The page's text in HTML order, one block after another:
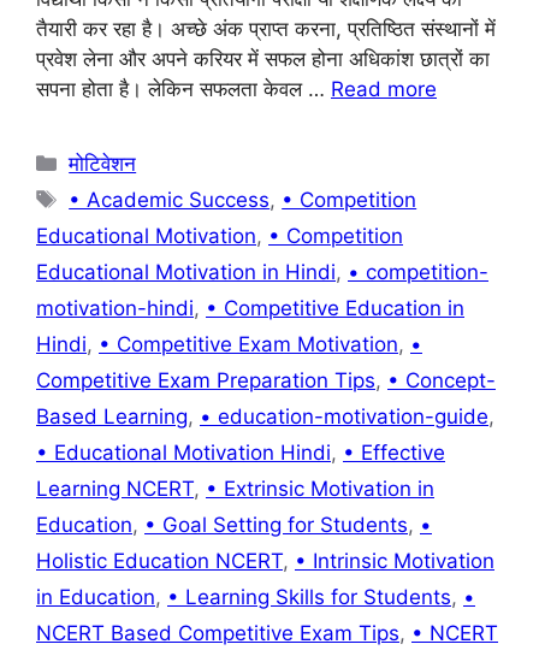
b
o
o
k
A
p
p
a
m
st
तैयारी कर रहा है। अच्छे अंक प्राप्त करना, प्रतिष्ठित संस्थानों में
प्रवेश लेना और अपने करियर में सफल होना अधिकांश छात्रों का
सपना होता है। लेकिन सफलता केवल … Read more
Categories
मोटिवेशन
Tags
• Academic Success, • Competition
Educational Motivation, • Competition
Educational Motivation in Hindi, • competition-
motivation-hindi, • Competitive Education in
Hindi, • Competitive Exam Motivation, •
Competitive Exam Preparation Tips, • Concept-
Based Learning, • education-motivation-guide,
• Educational Motivation Hindi, • Effective
Learning NCERT, • Extrinsic Motivation in
Education, • Goal Setting for Students, •
Holistic Education NCERT, • Intrinsic Motivation
in Education, • Learning Skills for Students, •
NCERT Based Competitive Exam Tips, • NCERT